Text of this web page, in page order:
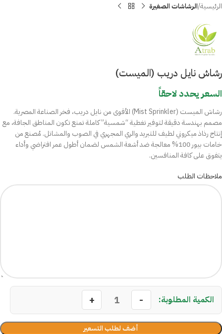
الرئيسية الرشاشات الصغيرة
رشاش نايل دريب (الميست)
السعر يحدد لاحقاً
رشاش الميست (Mist Sprinkler) الأقوى من نايل دريب، فخر الصناعة المصرية.
مصمم بهندسة دقيقة لتوفير تغطية “شمسية” كاملة تمنع تكون المناطق الجافة، مع
إنتاج رذاذ ميكروني لطيف للتبريد والري المجهري في الصوب والمشاتل. مُصنع من
خامات بيور 100% معالجة ضد أشعة الشمس لضمان أطول عمر افتراضي وأداء
يتفوق على كافة المنافسين.
ملاحظات الطلب
أضف لطلب التسعير